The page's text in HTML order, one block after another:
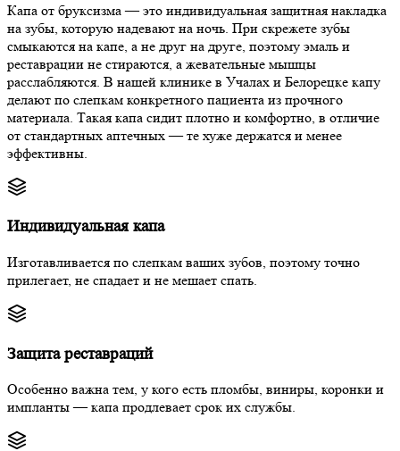
Капа от бруксизма — это индивидуальная защитная накладка
на зубы, которую надевают на ночь. При скрежете зубы
смыкаются на капе, а не друг на друге, поэтому эмаль и
реставрации не стираются, а жевательные мышцы
расслабляются. В нашей клинике в Учалах и Белорецке капу
делают по слепкам конкретного пациента из прочного
материала. Такая капа сидит плотно и комфортно, в отличие
от стандартных аптечных — те хуже держатся и менее
эффективны.
Индивидуальная капа
Изготавливается по слепкам ваших зубов, поэтому точно
прилегает, не спадает и не мешает спать.
Защита реставраций
Особенно важна тем, у кого есть пломбы, виниры, коронки и
импланты — капа продлевает срок их службы.